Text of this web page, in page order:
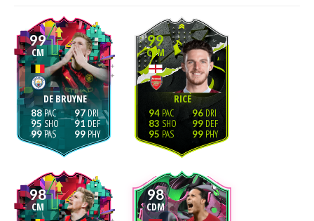
99
CM
DE BRUYNE
88
95
99
97
91
99
99
CDM
RICE
94
83
95
96
99
99
98
CM
98
CDM